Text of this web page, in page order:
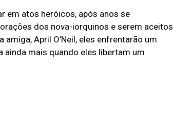
em atos heróicos, após anos se
dos nova-iorquinos e serem aceitos
April O’Neil, eles enfrentarão um
mais quando eles libertam um